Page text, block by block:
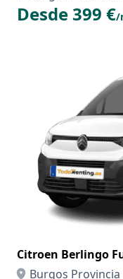
Desde 399 €/
Citroen Berlingo
Burgos Provincia